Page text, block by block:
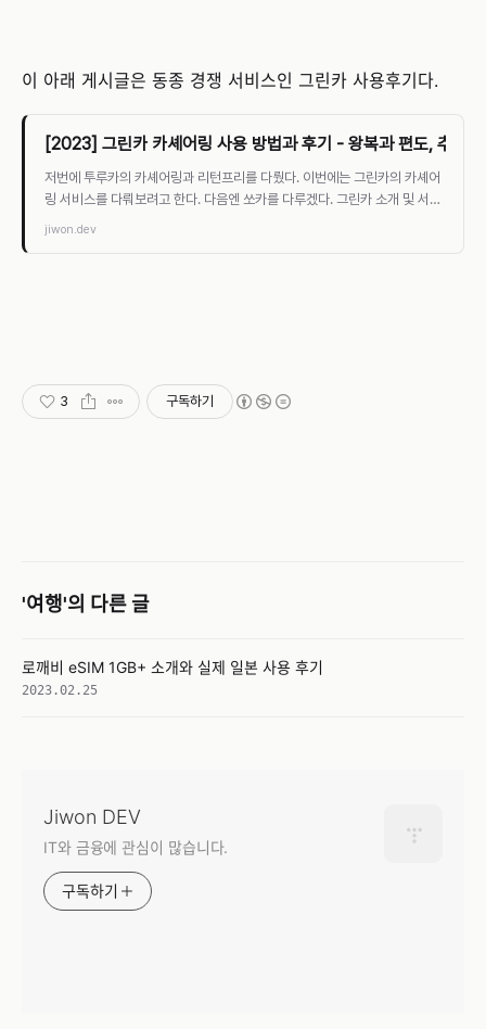
이 아래 게시글은 동종 경쟁 서비스인 그린카 사용후기다.
[2023] 그린카 카셰어링 사용 방법과 후기 - 왕복과 편도, 추천인
저번에 투루카의 카셰어링과 리턴프리를 다뤘다. 이번에는 그린카의 카셰어
링 서비스를 다뤄보려고 한다. 다음엔 쏘카를 다루겠다. 그린카 소개 및 서비
스 지역 그린카는 쏘카 다음으로 카셰어
jiwon.dev
3 구독하기
'여행'의 다른 글
로깨비 eSIM 1GB+ 소개와 실제 일본 사용 후기
2023.02.25
Jiwon DEV
IT와 금융에 관심이 많습니다.
구독하기